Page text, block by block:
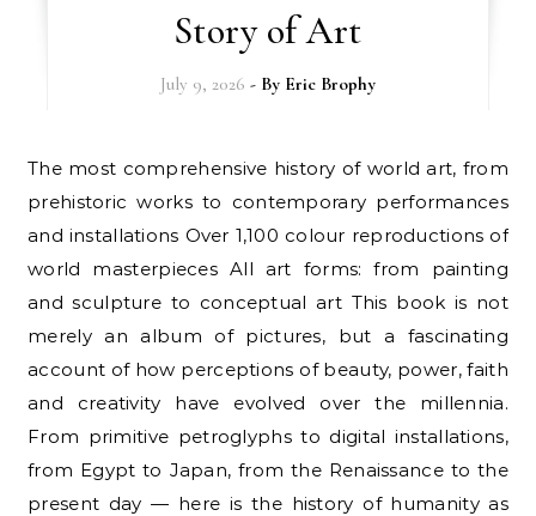
Story of Art
July 9, 2026 - By Eric Brophy
The most comprehensive history of world art, from
prehistoric works to contemporary performances
and installations Over 1,100 colour reproductions of
world masterpieces All art forms: from painting
and sculpture to conceptual art This book is not
merely an album of pictures, but a fascinating
account of how perceptions of beauty, power, faith
and creativity have evolved over the millennia.
From primitive petroglyphs to digital installations,
from Egypt to Japan, from the Renaissance to the
present day — here is the history of humanity as